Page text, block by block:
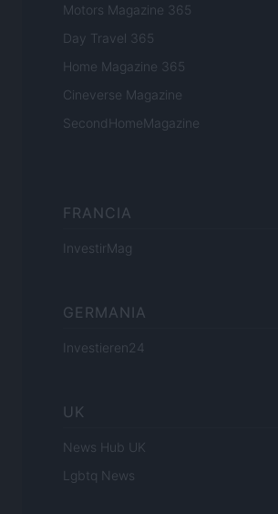
Motors Magazine 365
Day Travel 365
Home Magazine 365
Cineverse Magazine
SecondHomeMagazine
FRANCIA
InvestirMag
GERMANIA
Investieren24
UK
News Hub UK
Lgbtq News